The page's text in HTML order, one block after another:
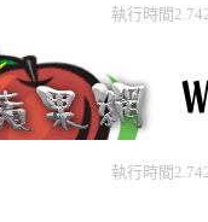
執行時間
執行時間